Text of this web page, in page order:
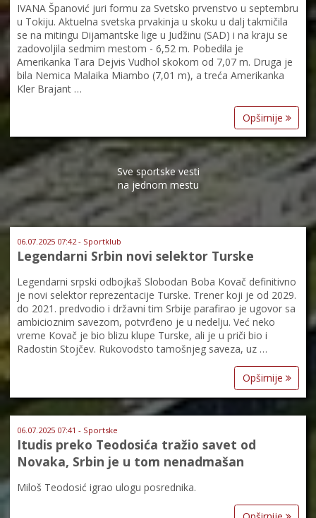
IVANA Španović juri formu za Svetsko prvenstvo u septembru
u Tokiju. Aktuelna svetska prvakinja u skoku u dalj takmičila
se na mitingu Dijamantske lige u Judžinu (SAD) i na kraju se
zadovoljila sedmim mestom - 6,52 m. Pobedila je
Amerikanka Tara Dejvis Vudhol skokom od 7,07 m. Druga je
bila Nemica Malaika Miambo (7,01 m), a treća Amerikanka
Kler Brajant …
Opširnije
Sve sportske vesti
na jednom mestu
06.07.2025 07:42 - Sportklub
Legendarni Srbin novi selektor Turske
Legendarni srpski odbojkaš Slobodan Boba Kovač definitivno
je novi selektor reprezentacije Turske. Trener koji je od 2029.
do 2021. predvodio i državni tim Srbije parafirao je ugovor sa
ambicioznim savezom, potvrđeno je u nedelju. Već neko
vreme Kovač je bio blizu klupe Turske, ali je u priči bio i
Radostin Stojčev. Rukovodsto tamošnjeg saveza, uz …
Opširnije
06.07.2025 07:41 - Sportske
Itudis preko Teodosića tražio savet od
Novaka, Srbin je u tom nenadmašan
Miloš Teodosić igrao ulogu posrednika.